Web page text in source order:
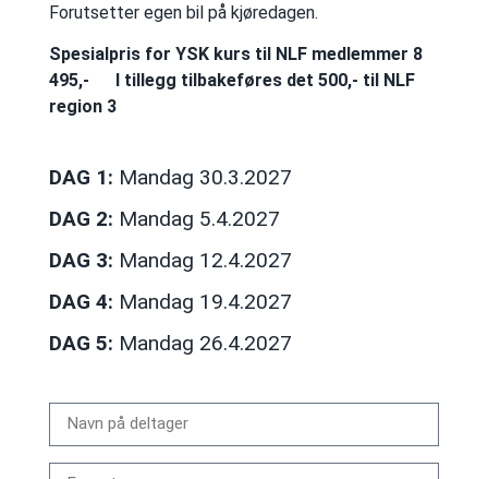
Forutsetter egen bil på kjøredagen.
Spesialpris for YSK kurs til NLF medlemmer 8
495,- I tillegg tilbakeføres det 500,- til NLF
region 3
DAG 1: Mandag 30.3.2027
DAG 2: Mandag 5.4.2027
DAG 3: Mandag 12.4.2027
DAG 4: Mandag 19.4.2027
DAG 5: Mandag 26.4.2027